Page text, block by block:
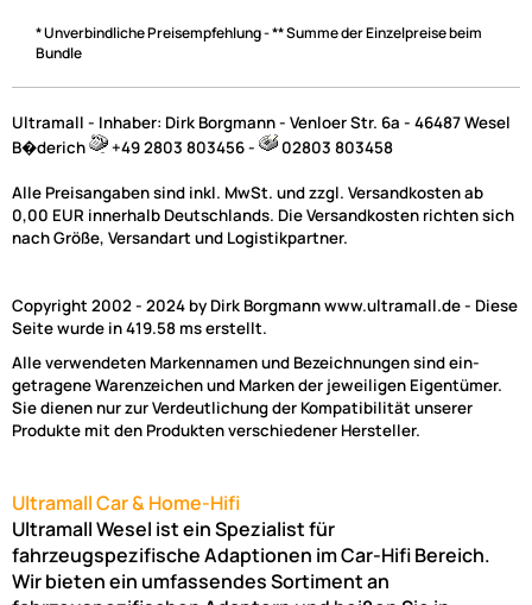
* Unverbindliche Preisempfehlung - ** Summe der Einzelpreise beim
Bundle
Ultramall - Inhaber: Dirk Borgmann - Venloer Str. 6a - 46487 Wesel
B�derich
+49 2803 803456 - 02803 803458
Alle Preisangaben sind inkl. MwSt. und zzgl. Versandkosten ab
0,00 EUR innerhalb Deutschlands. Die Versandkosten richten sich
nach Größe, Versandart und Logistikpartner.
Copyright 2002 - 2024 by Dirk Borgmann www.ultramall.de - Diese
Seite wurde in 419.58 ms erstellt.
Alle verwendeten Markennamen und Bezeichnungen sind ein-
getragene Warenzeichen und Marken der jeweiligen Eigentümer.
Sie dienen nur zur Verdeutlichung der Kompatibilität unserer
Produkte mit den Produkten verschiedener Hersteller.
Ultramall Car & Home-Hifi
Ultramall Wesel ist ein Spezialist für
fahrzeugspezifische Adaptionen im Car-Hifi Bereich.
Wir bieten ein umfassendes Sortiment an